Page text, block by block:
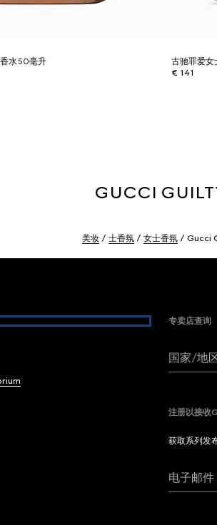
水50毫升
古驰罪爱
€ 141
GUCCI
美妆 士香氛 女士香氛 Gucci
专卖店查询
国家/地
注册以接收
获取系列发
电子邮件